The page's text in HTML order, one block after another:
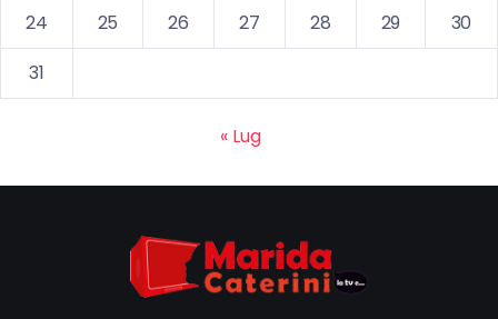
24
25 26 27 28 29
30
31
« Lug